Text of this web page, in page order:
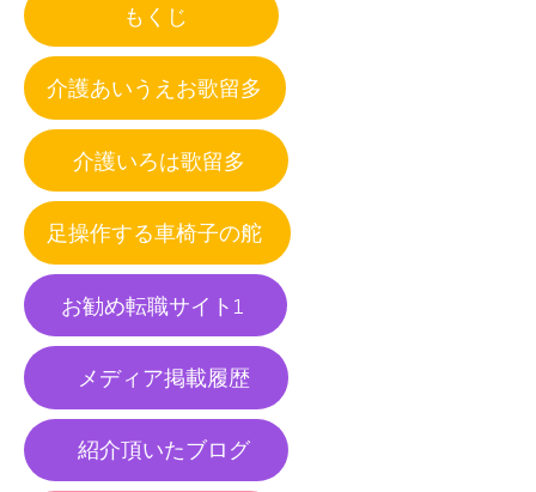
もくじ
介護あいうえお歌留多
介護いろは歌留多
足操作する車椅子の舵
お勧め転職サイト1
メディア掲載履歴
紹介頂いたブログ